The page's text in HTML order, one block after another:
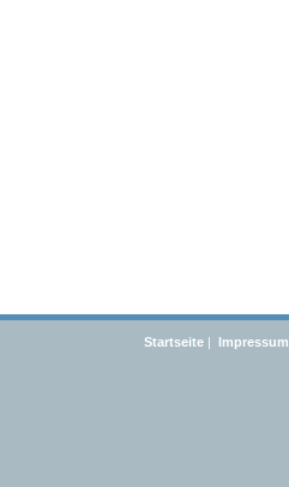
Startseite | Impressum